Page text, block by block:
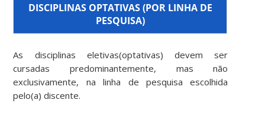
DISCIPLINAS OPTATIVAS (POR LINHA DE
PESQUISA)
As disciplinas eletivas(optativas) devem ser
cursadas predominantemente, mas não
exclusivamente, na linha de pesquisa escolhida
pelo(a) discente.